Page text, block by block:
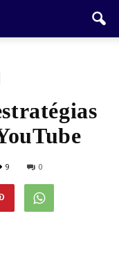
9 0